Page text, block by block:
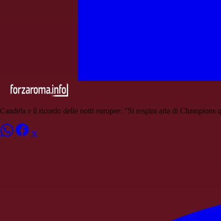
Candela e il ricordo delle notti europee: "Si respira aria di Champions